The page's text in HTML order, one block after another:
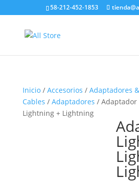
58-212-452-1853
Inicio/ Accesorios / Adaptadores &
Cables / Adaptadores / Adaptador
Lightning + Lightning